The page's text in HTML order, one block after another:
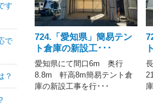
724.「愛知県」簡易テン
ト倉庫の新設工･･･
愛知県にて間口6m 奥行
8.8m 軒高8m簡易テント倉
庫の新設工事を行･･･
す
で
？